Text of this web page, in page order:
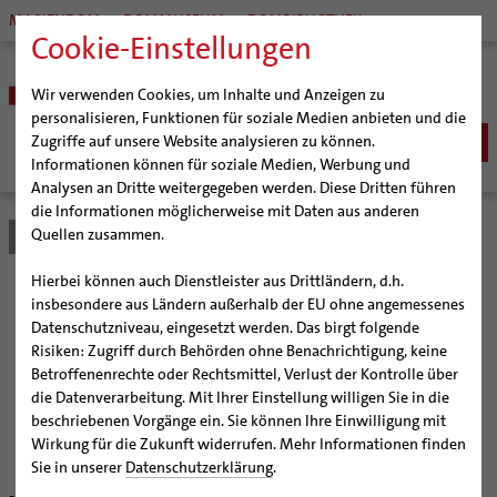
Cookie-Einstellungen
Wir verwenden Cookies, um Inhalte und Anzeigen zu
personalisieren, Funktionen für soziale Medien anbieten und die
Zugriffe auf unsere Website analysieren zu können.
Informationen können für soziale Medien, Werbung und
Analysen an Dritte weitergegeben werden. Diese Dritten führen
die Informationen möglicherweise mit Daten aus anderen
Quellen zusammen.
Hierbei können auch Dienstleister aus Drittländern, d.h.
insbesondere aus Ländern außerhalb der EU ohne angemessenes
Datenschutzniveau, eingesetzt werden. Das birgt folgende
Risiken: Zugriff durch Behörden ohne Benachrichtigung, keine
Betroffenenrechte oder Rechtsmittel, Verlust der Kontrolle über
die Datenverarbeitung. Mit Ihrer Einstellung willigen Sie in die
beschriebenen Vorgänge ein. Sie können Ihre Einwilligung mit
Wirkung für die Zukunft widerrufen. Mehr Informationen finden
Sie in unserer Datenschutzerklärung.
MARIENDOM DOMMUSEUM DOMBIBLIOTHEK
BISTUM
Bischöfe
Weihbischof Dr. Martin Marahrens
Bischof em. Norbert Trelle
Weihbischof em. Bongartz
Weihbischof em. Schwerdtfeger
Weihbischof em. Koitz
Bischof em. Dr. Wüstenberg
Generalvikariat
Gremien
Diözesangericht
Gemeindegremien
Pfarrgemeinden
Hildesheimer Dom
Virtueller Rundgang durch den Dom
Tausendjähriger Rosenstock
Die Hildesheimer Dommusik
Wallfahrten | Pilgern
Termine Wallfahrten und Pilgern
Jakobswege im Bistum Hildesheim
Veranstaltungen
Strategieprozess
Jugend
Bistum Hildesheim
Aufbrüche erkennen und
fördern
Bischof Norbert Trelle wirbt für die Kirchenvorstands-
und Pfarrgemeinderatswahlen am 5. November